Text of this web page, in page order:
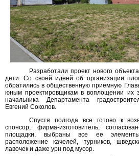
Разработали проект нового
дети. Со своей идеей об организации
обратились в общественную приемную
юным проектировщикам в воплощении их
начальника Департамента
Евгений Соколов.
Спустя полгода все готово к
спонсор, фирма-изготовитель,
площадки, выбраны все ее
расположение качелей, турников,
лавочек и даже урн под мусор.